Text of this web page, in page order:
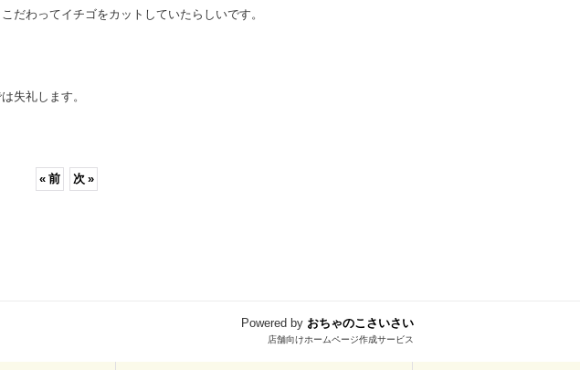
だわってイチゴをカットしていたらしいです。
失礼します。
« 前 次 »
Powered by おちゃのこさいさい
店舗向けホームページ作成サービス